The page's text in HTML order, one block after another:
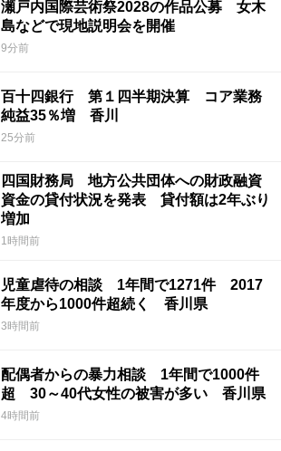
瀬戸内国際芸術祭2028の作品公募 女木
島などで現地説明会を開催
9分前
百十四銀行 第１四半期決算 コア業務
純益35％増 香川
25分前
四国財務局 地方公共団体への財政融資
資金の貸付状況を発表 貸付額は2年ぶり
増加
1時間前
児童虐待の相談 1年間で1271件 2017
年度から1000件超続く 香川県
3時間前
配偶者からの暴力相談 1年間で1000件
超 30～40代女性の被害が多い 香川県
4時間前